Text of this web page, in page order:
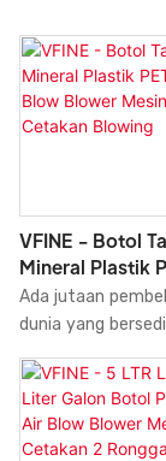
VFINE - Botol
Mineral Plastik
Blow Blower
Pembuat
Ada jutaan
dunia yang
Mesin Pembuat
Mesin Pembuat
Mineral Plastik